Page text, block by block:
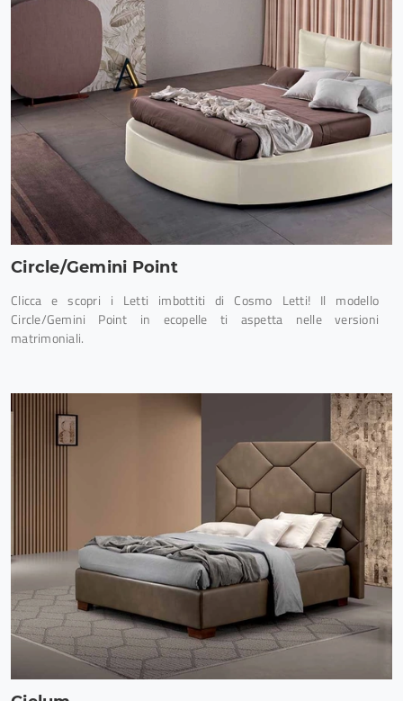
Circle/Gemini Point
Clicca e scopri i Letti imbottiti di Cosmo Letti! Il modello
Circle/Gemini Point in ecopelle ti aspetta nelle versioni
matrimoniali.